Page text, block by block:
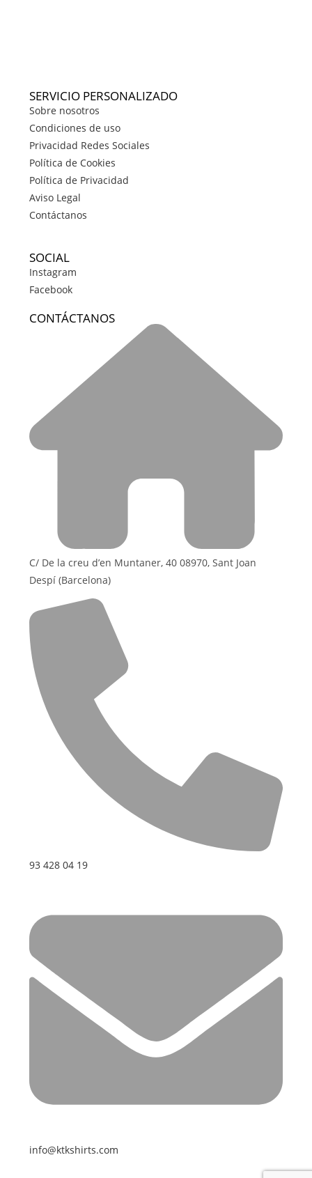
SERVICIO PERSONALIZADO
Sobre nosotros
Condiciones de uso
Privacidad Redes Sociales
Política de Cookies
Política de Privacidad
Aviso Legal
Contáctanos
SOCIAL
Instagram
Facebook
CONTÁCTANOS
C/ De la creu d’en Muntaner, 40 08970, Sant Joan
Despí (Barcelona)
93 428 04 19
info@ktkshirts.com